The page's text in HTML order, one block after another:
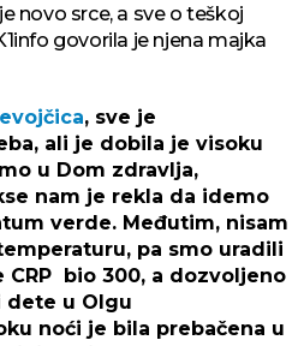
novo srce, a sve o teškoj
govorila je njena majka
, sve je
ali je dobila je visoku
u Dom zdravlja,
nam je rekla da idemo
verde. Međutim, nisam
pa smo uradili
bio 300, a dozvoljeno
dete u Olgu
noći je bila prebačena u